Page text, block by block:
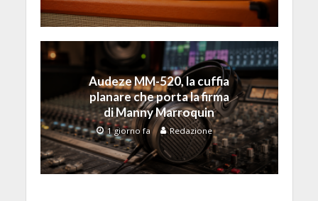
Audeze MM-520, la cuffia
planare che porta la firma
di Manny Marroquin
1 giorno fa Redazione